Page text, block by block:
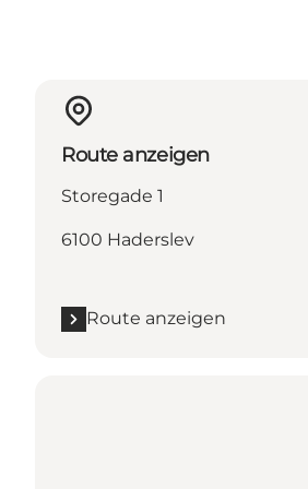
Route anzeigen
Storegade 1
6100 Haderslev
Route anzeigen